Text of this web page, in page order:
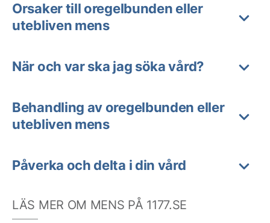
Orsaker till oregelbunden eller
utebliven mens
När och var ska jag söka vård?
Behandling av oregelbunden eller
utebliven mens
Påverka och delta i din vård
LÄS MER OM MENS PÅ 1177.SE